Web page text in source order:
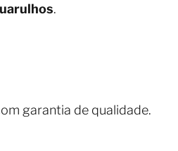
.
garantia de qualidade.